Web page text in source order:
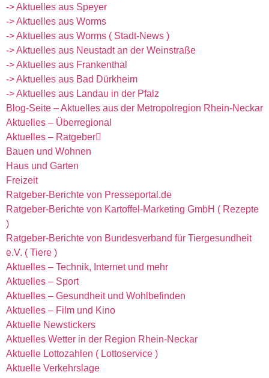
-> Aktuelles aus Speyer
-> Aktuelles aus Worms
-> Aktuelles aus Worms ( Stadt-News )
-> Aktuelles aus Neustadt an der Weinstraße
-> Aktuelles aus Frankenthal
-> Aktuelles aus Bad Dürkheim
-> Aktuelles aus Landau in der Pfalz
Blog-Seite – Aktuelles aus der Metropolregion Rhein-Neckar
Aktuelles – Überregional
Aktuelles – Ratgeber
Bauen und Wohnen
Haus und Garten
Freizeit
Ratgeber-Berichte von Presseportal.de
Ratgeber-Berichte von Kartoffel-Marketing GmbH ( Rezepte
)
Ratgeber-Berichte von Bundesverband für Tiergesundheit
e.V. ( Tiere )
Aktuelles – Technik, Internet und mehr
Aktuelles – Sport
Aktuelles – Gesundheit und Wohlbefinden
Aktuelles – Film und Kino
Aktuelle Newstickers
Aktuelles Wetter in der Region Rhein-Neckar
Aktuelle Lottozahlen ( Lottoservice )
Aktuelle Verkehrslage